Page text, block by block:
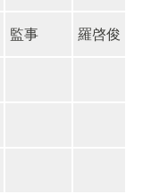
監事 羅啓俊